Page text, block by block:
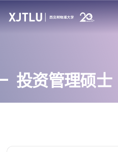
招生
学院
投资管理硕士